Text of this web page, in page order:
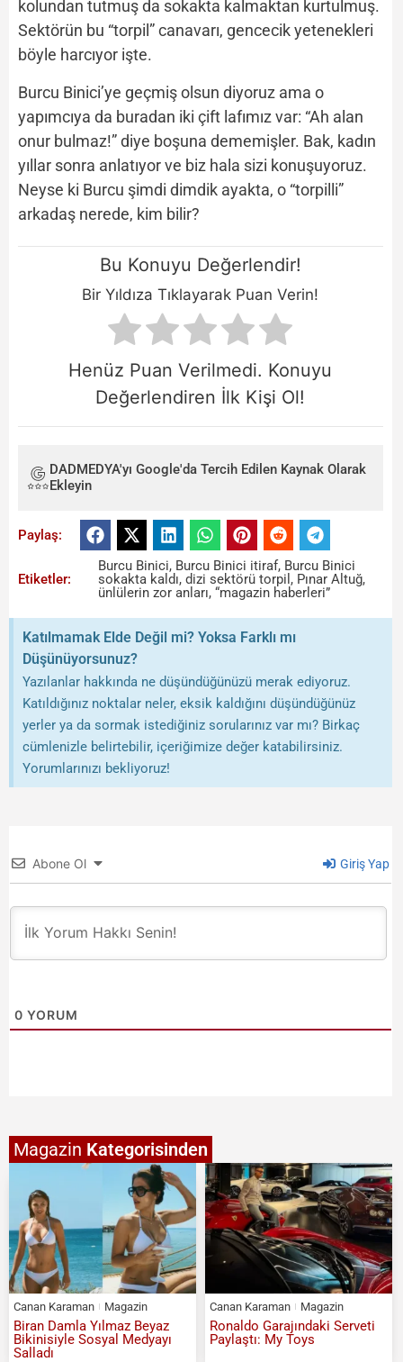
kolundan tutmuş da sokakta kalmaktan kurtulmuş.
Sektörün bu “torpil” canavarı, gencecik yetenekleri
böyle harcıyor işte.
Burcu Binici’ye geçmiş olsun diyoruz ama o
yapımcıya da buradan iki çift lafımız var: “Ah alan
onur bulmaz!” diye boşuna dememişler. Bak, kadın
yıllar sonra anlatıyor ve biz hala sizi konuşuyoruz.
Neyse ki Burcu şimdi dimdik ayakta, o “torpilli”
arkadaş nerede, kim bilir?
Bu Konuyu Değerlendir!
Bir Yıldıza Tıklayarak Puan Verin!
Henüz Puan Verilmedi. Konuyu
Değerlendiren İlk Kişi Ol!
DADMEDYA'yı Google'da Tercih Edilen Kaynak Olarak
Ekleyin
Paylaş:
Etiketler:
Burcu Binici, Burcu Binici itiraf, Burcu Binici
sokakta kaldı,dizi sektörü torpil , Pınar Altuğ,
ünlülerin zor anları,“magazin haberleri”
Katılmamak Elde Değil mi? Yoksa Farklı mı
Düşünüyorsunuz?
Yazılanlar hakkında ne düşündüğünüzü merak ediyoruz.
Katıldığınız noktalar neler, eksik kaldığını düşündüğünüz
yerler ya da sormak istediğiniz sorularınız var mı? Birkaç
cümlenizle belirtebilir, içeriğimize değer katabilirsiniz.
Yorumlarınızı bekliyoruz!
Abone Ol Giriş Yap
0 YORUM
Magazin Kategorisinden
Canan Karaman Magazin
Biran Damla Yılmaz Beyaz
Bikinisiyle Sosyal Medyayı
Salladı
Canan Karaman Magazin
Ronaldo Garajındaki Serveti
Paylaştı: My Toys